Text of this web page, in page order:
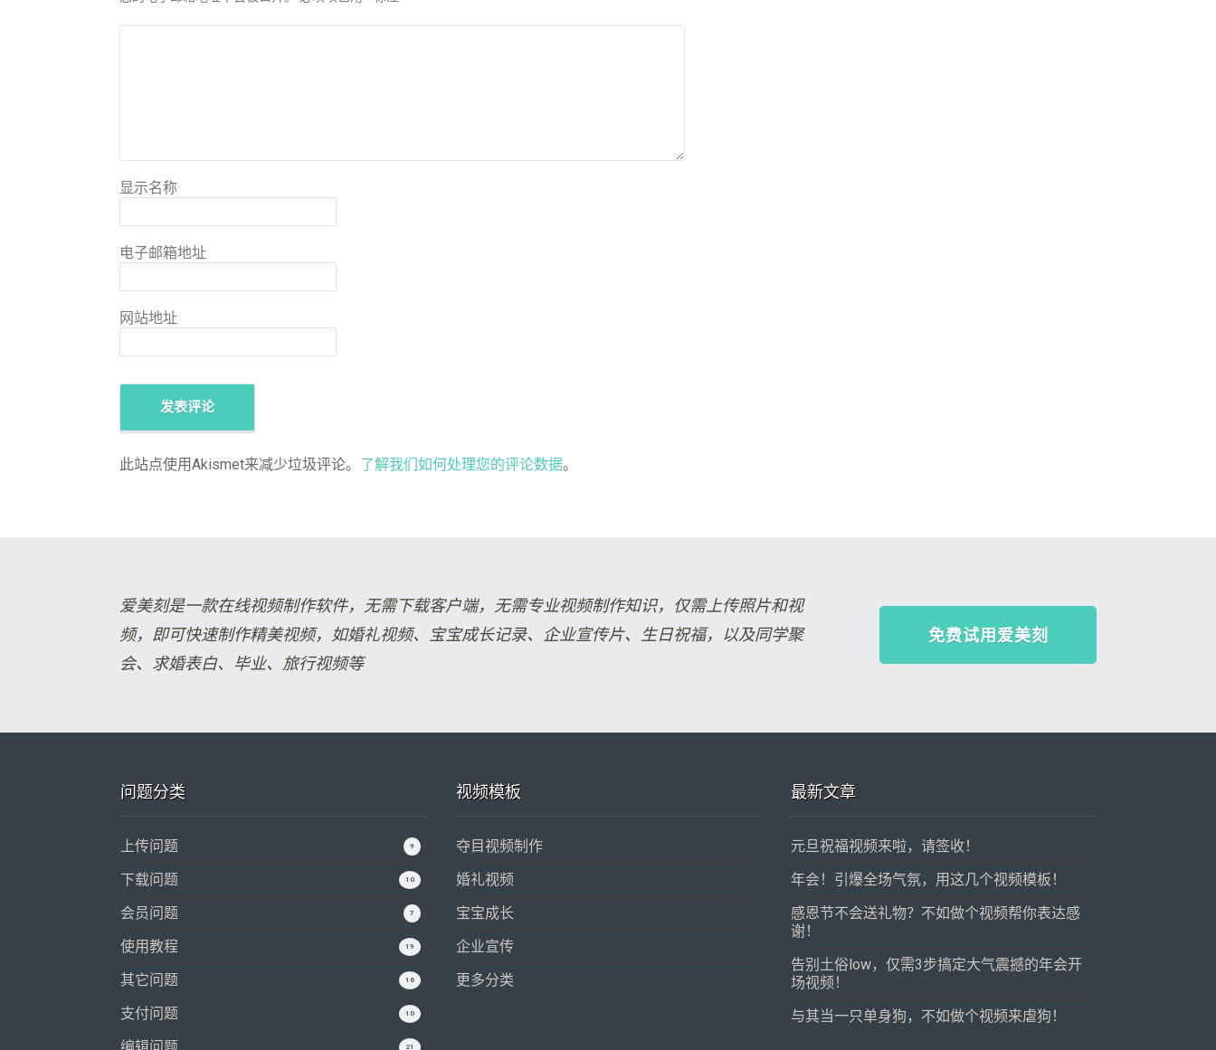
显示名称
电子邮箱地址
网站地址
此站点使用Akismet来减少垃圾评论。 了解我们如何处理您的评论数据。
爱美刻是一款在线视频制作软件，无需下载客户端，无需专业视频制作知识，仅需上传照片和视
频，即可快速制作精美视频，如婚礼视频、宝宝成长记录、企业宣传片、生日祝福，以及同学聚
会、求婚表白、毕业、旅行视频等
免费试用爱美刻
问题分类
9
上传问题
10
下载问题
7
会员问题
19
使用教程
16
其它问题
10
支付问题
21
视频模板
夺目视频制作
婚礼视频
宝宝成长
企业宣传
更多分类
最新文章
元旦祝福视频来啦，请签收！
年会！引爆全场气氛，用这几个视频模板！
感恩节不会送礼物？不如做个视频帮你表达感
谢！
告别土俗low，仅需3步搞定大气震撼的年会开
场视频！
与其当一只单身狗，不如做个视频来虐狗！